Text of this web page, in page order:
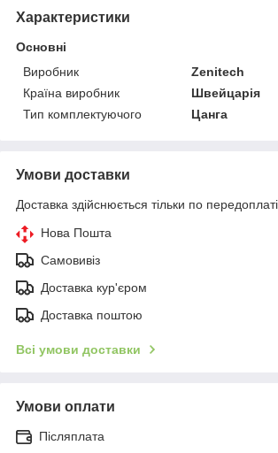
Характеристики
Основні
Виробник
Zenitech
Країна виробник
Швейцарія
Тип комплектуючого
Цанга
Умови доставки
Доставка здійснюється тільки по передоплаті.
Нова Пошта
Самовивіз
Доставка кур'єром
Доставка поштою
Всі умови доставки
Умови оплати
Післяплата